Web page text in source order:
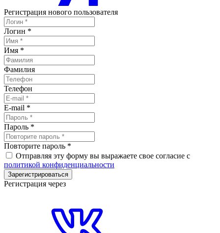
Регистрация нового пользователя
Логин *
Имя *
Фамилия
Телефон
E-mail *
Пароль *
Повторите пароль *
Отправляя эту форму вы выражаете свое согласие с
политикой конфиденциальности
Зарегистрироваться
Регистрация через